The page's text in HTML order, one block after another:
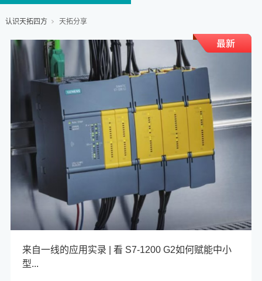
认识天拓四方 天拓分享
来自一线的应用实录 | 看 S7-1200 G2如何赋能中小
型...